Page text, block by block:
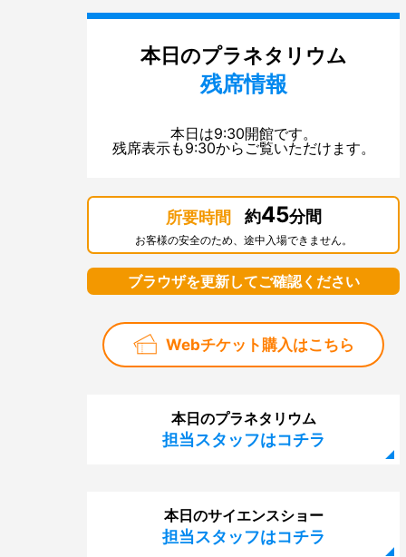
2005
本日のプラネタリウム
残席情報
本日は9:30開館です。
残席表示も9:30からご覧いただけます。
所要時間 約45分間
お客様の安全のため、途中入場できません。
ブラウザを更新してご確認ください
Webチケット購入はこちら
本日のプラネタリウム
担当スタッフはコチラ
本日のサイエンスショー
担当スタッフはコチラ